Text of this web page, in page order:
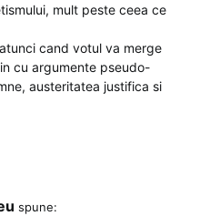
mult peste ceea ce
cand votul va merge
cu argumente pseudo-
austeritatea justifica si
spune: